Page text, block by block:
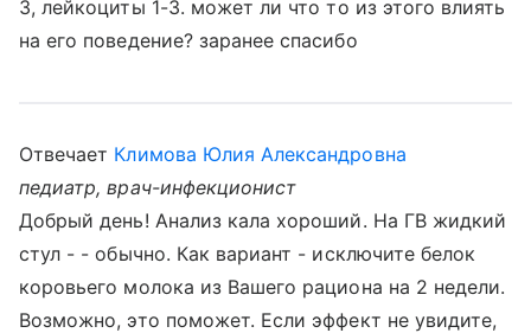
3, лейкоциты 1-3. может ли что то из этого влиять
на его поведение? заранее спасибо
Отвечает Климова Юлия Александровна
педиатр, врач-инфекционист
Добрый день! Анализ кала хороший. На ГВ жидкий
стул - - обычно. Как вариант - исключите белок
коровьего молока из Вашего рациона на 2 недели.
Возможно, это поможет. Если эффект не увидите,